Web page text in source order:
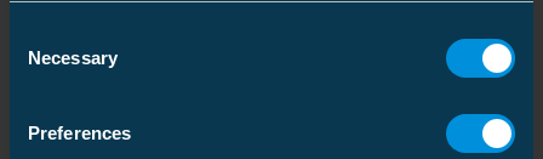
Selection
Necessary
Preferences
Høyde
Filtype: PDF